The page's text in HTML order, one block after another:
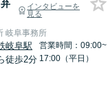
弁
インタビューを
見る
岐阜事務所
岐阜駅
徒歩2分
営業時間：09:00~
17:00（平日）